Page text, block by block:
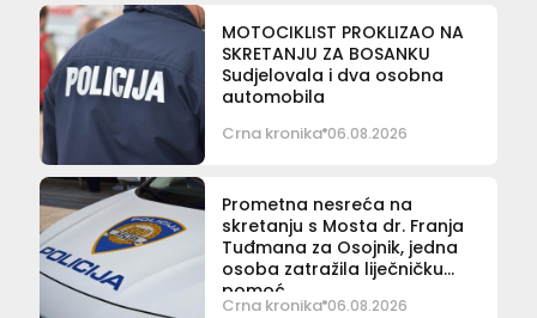
MOTOCIKLIST PROKLIZAO NA
SKRETANJU ZA BOSANKU
Sudjelovala i dva osobna
automobila
Crna kronika 06.08.2026
Prometna nesreća na
skretanju s Mosta dr. Franja
Tuđmana za Osojnik, jedna
osoba zatražila liječničku
pomoć
Crna kronika 06.08.2026